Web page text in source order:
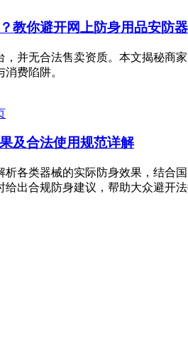
教你避开网上防身用品安防
并无合法售卖资质。本文揭秘商
费陷阱。
及合法使用规范详解
各类器械的实际防身效果，结合
出合规防身建议，帮助大众避开法